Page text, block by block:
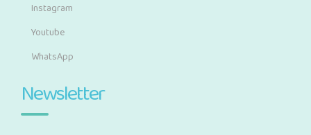
Instagram
Youtube
WhatsApp
Newsletter